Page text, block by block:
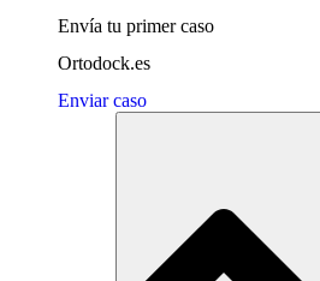
Envía tu primer caso
Ortodock.es
Enviar caso